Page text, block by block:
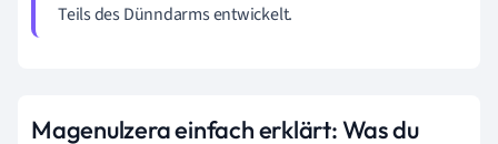
Teils des Dünndarms entwickelt.
Magenulzera einfach erklärt: Was du